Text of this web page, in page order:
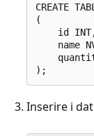
CREATE
(
id
name
Inserire i